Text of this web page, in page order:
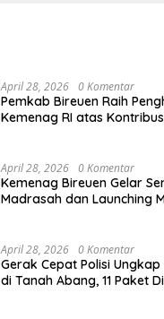
April 28, 2026 0 Komentar
Pemkab Bireuen Raih
Kemenag RI atas
April 28, 2026 0 Komentar
Kemenag Bireuen Gelar
Madrasah dan Launching
April 28, 2026 0 Komentar
Gerak Cepat Polisi
di Tanah Abang, 11 Paket